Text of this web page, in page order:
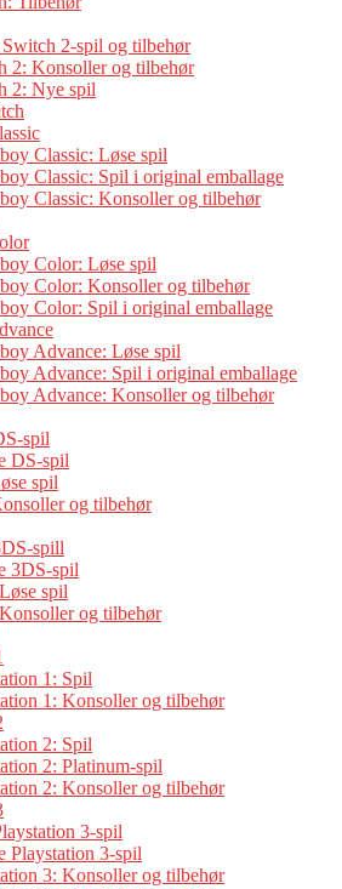
2-spil og tilbehør
2: Konsoller og tilbehør
2: Nye spil
Classic: Løse spil
Classic: Spil i original emballage
Classic: Konsoller og tilbehør
Color: Løse spil
Color: Konsoller og tilbehør
Color: Spil i original emballage
Advance: Løse spil
Advance: Spil i original emballage
Advance: Konsoller og tilbehør
spil
DS-spil
spil
og tilbehør
spill
3DS-spil
spil
og tilbehør
1: Spil
1: Konsoller og tilbehør
2: Spil
2: Platinum-spil
2: Konsoller og tilbehør
3-spil
Playstation 3-spil
3: Konsoller og tilbehør